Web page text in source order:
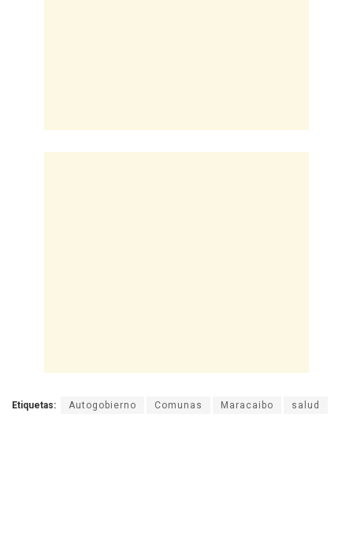
Etiquetas: Autogobierno Comunas Maracaibo salud